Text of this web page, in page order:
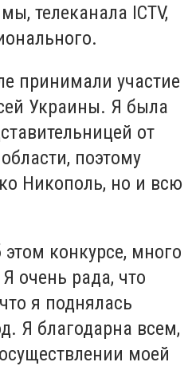
телеканала ICTV,
принимали участие
Украины. Я была
от
поэтому
Никополь, но и всю
конкурсе, много
очень рада, что
я поднялась
Я благодарна всем,
моей